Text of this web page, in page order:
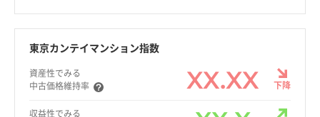
東京カンテイマンション指数
資産性でみる
中古価格維持率
XX.XX 下降
収益性でみる